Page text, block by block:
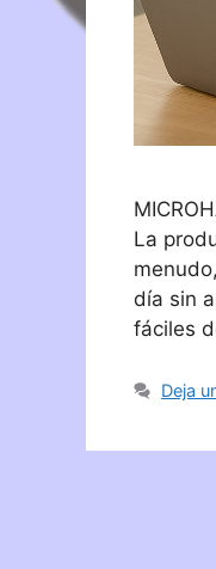
La
día sin
fáciles
Deja